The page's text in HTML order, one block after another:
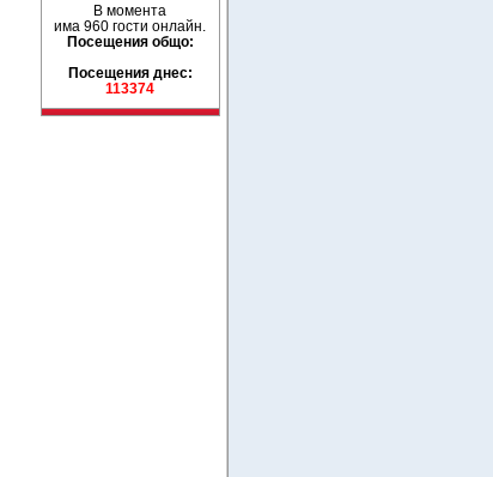
В момента
има 960 гости онлайн.
Посещения общо:
Посещения днес:
113374